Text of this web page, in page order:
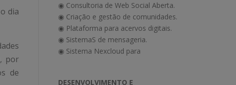
dia
por
de
◉ Consultoria de Web Social Aberta.
◉ Criação e gestão de comunidades.
◉ Plataforma para acervos digitais.
◉ SistemaS de mensageria.
◉ Sistema Nexcloud para
DESENVOLVIMENTO E